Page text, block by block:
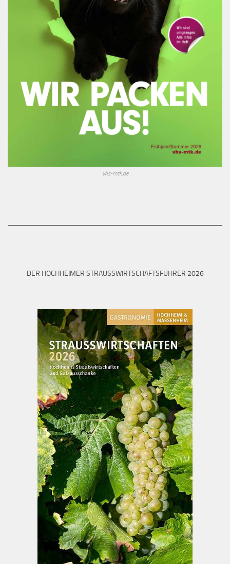
vhs-mtk.de
DER HOCHHEIMER STRAUSSWIRTSCHAFTSFÜHRER 2026